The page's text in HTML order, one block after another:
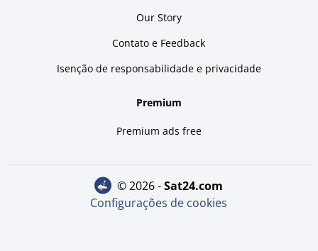
Our Story
Contato e Feedback
Isenção de responsabilidade e privacidade
Premium
Premium ads free
© 2026 - sat24.com
Configurações de cookies